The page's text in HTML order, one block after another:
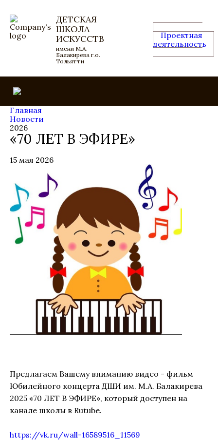
ДЕТСКАЯ
ШКОЛА
ИСКУССТВ
имени М.А.
Балакирева г.о.
Тольятти
Проектная
деятельность
Главная
Новости
2026
«70 ЛЕТ В ЭФИРЕ»
15 мая 2026
Предлагаем Вашему вниманию видео - фильм
Юбилейного концерта ДШИ им. М.А. Балакирева
2025 «70 ЛЕТ В ЭФИРЕ», который доступен на
канале школы в Rutube.
https://vk.ru/wall-16589516_11569